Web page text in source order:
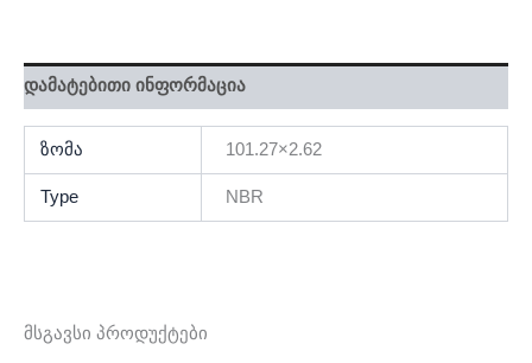
დამატებითი ინფორმაცია
ზომა 101.27×2.62
Type NBR
მსგავსი პროდუქტები